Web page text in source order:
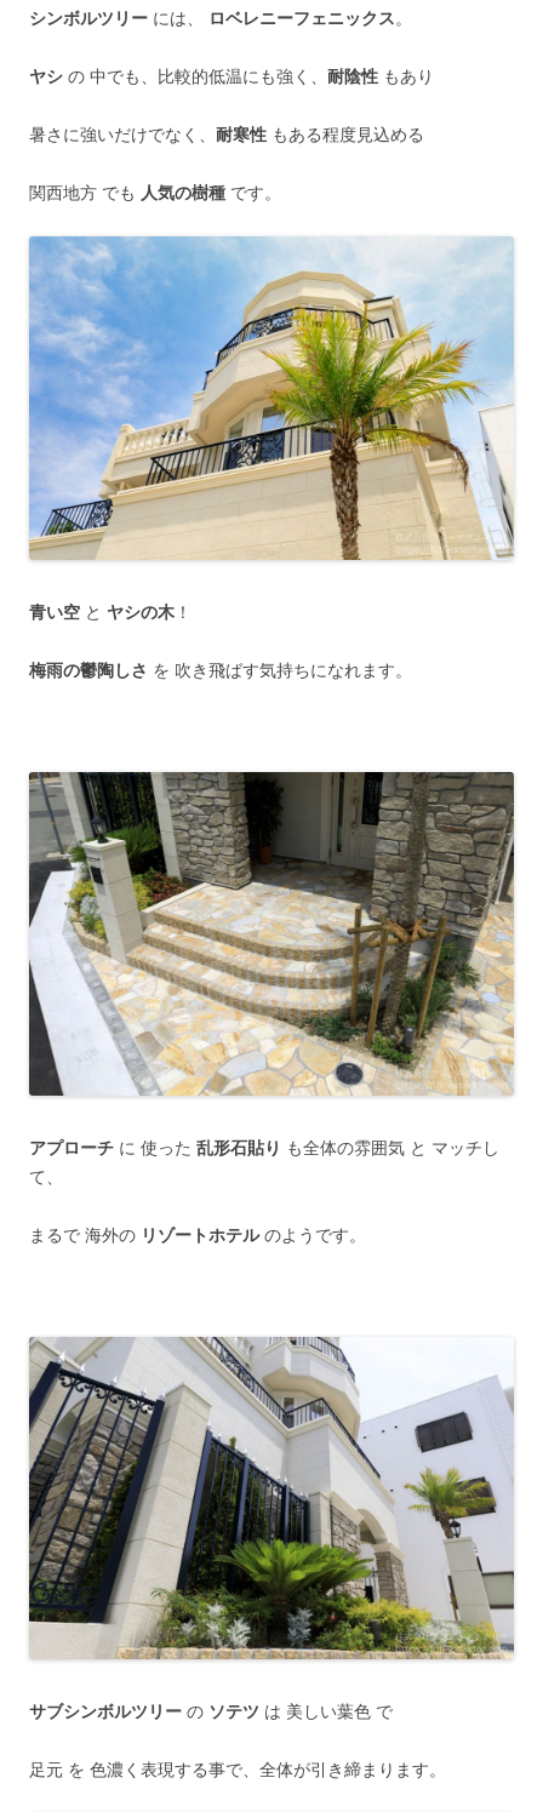
シンボルツリー には、 ロベレニーフェニックス。
ヤシ の 中でも、比較的低温にも強く、 耐陰性 もあり
暑さに強いだけでなく、 耐寒性 もある程度見込める
関西地方 でも 人気の樹種 です。
青い空 と ヤシの木 ！
梅雨の鬱陶しさ を 吹き飛ばす気持ちになれます。
アプローチ に 使った 乱形石貼り も全体の雰囲気 と マッチし
て、
まるで 海外の リゾートホテルのようです。
サブシンボルツリー の ソテツ は 美しい葉色 で
足元 を 色濃く表現する事で、全体が引き締まります。